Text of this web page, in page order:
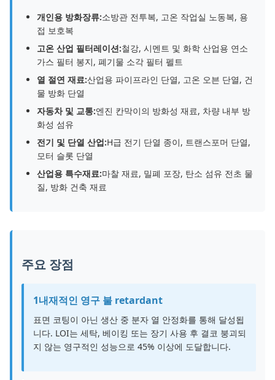
개인용 방화장류:소방관 전투복, 고온 작업실 노동복, 용
접 보호복
고온 산업 필터레이션:철강, 시멘트 및 화학 산업용 연소
가스 필터 봉지, 폐기물 소각 필터 펠트
열 절연 재료:산업용 파이프라인 단열, 고온 오븐 단열, 건
물 방화 단열
자동차 및 교통:엔진 칸막이의 방화성 재료, 차량 내부 방
화성 섬유
전기 및 단열 산업:H급 전기 단열 종이, 트랜스포머 단열,
모터 슬롯 단열
산업용 특수재료:마찰 재료, 밀폐 포장, 탄소 섬유 전초 물
질, 방화 건축 재료
주요 장점
1내재적인 영구 불 retardant
표면 코팅이 아닌 생산 중 분자 열 안정화를 통해 달성됩
니다. LOI는 세탁, 베이킹 또는 장기 사용 후 결코 붕괴되
지 않는 영구적인 성능으로 45% 이상에 도달합니다.